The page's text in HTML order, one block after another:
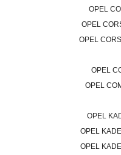
OPEL
OPEL
OPEL
OPEL
OPEL
OPEL
OPEL
OPEL